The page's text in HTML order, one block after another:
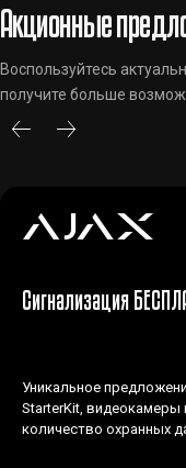
Акционные
Воспользуйтесь
получите больше
Сигнализация
Уникальное
StarterKit, видеокамеры
количество охранных